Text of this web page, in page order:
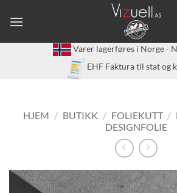
Varer lagerføres i Norge -
EHF Faktura til stat og
HJEM / BUTIKK / FOLIEKUTT /
DESIGNFOLIE